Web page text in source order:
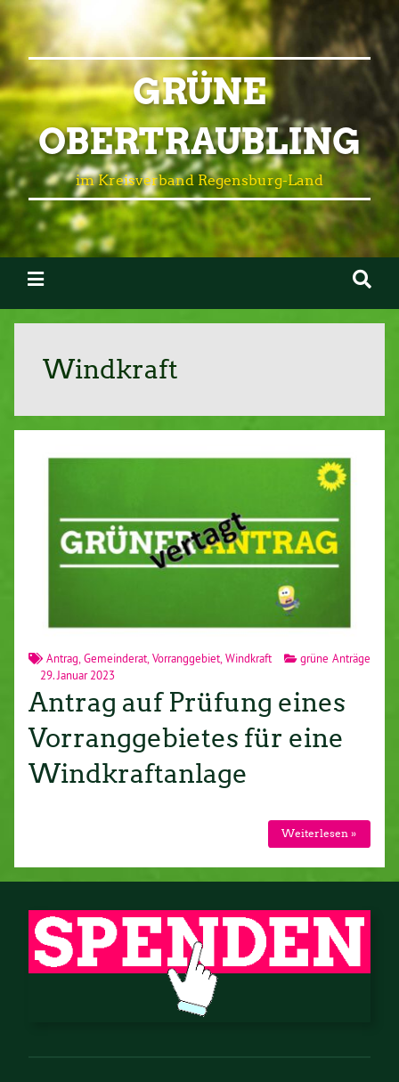
GRÜNE
OBERTRAUBLING
im Kreisverband Regensburg-Land
Windkraft
Antrag,Gemeinderat,Vorranggebiet,Windkraft
grüne Anträge
29. Januar 2023
Antrag auf Prüfung eines
Vorranggebietes für eine
Windkraftanlage
Weiterlesen »